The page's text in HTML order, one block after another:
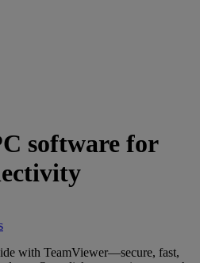
software for
with TeamViewer—secure, fast,